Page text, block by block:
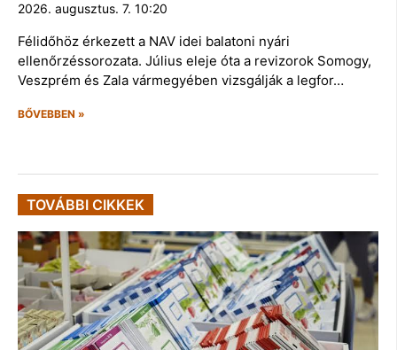
2026. augusztus. 7. 10:20
Félidőhöz érkezett a NAV idei balatoni nyári
ellenőrzéssorozata. Július eleje óta a revizorok Somogy,
Veszprém és Zala vármegyében vizsgálják a legfor…
BŐVEBBEN »
TOVÁBBI CIKKEK